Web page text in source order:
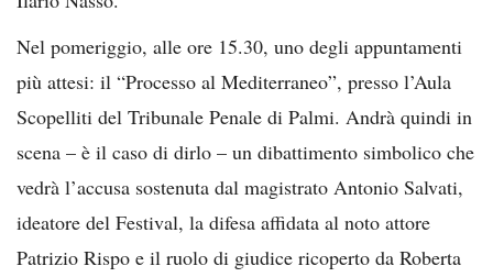
Nel pomeriggio, alle ore 15.30, uno degli appuntamenti
più attesi: il “Processo al Mediterraneo”, presso l’Aula
Scopelliti del Tribunale Penale di Palmi. Andrà quindi in
scena – è il caso di dirlo – un dibattimento simbolico che
vedrà l’accusa sostenuta dal magistrato Antonio Salvati,
ideatore del Festival, la difesa affidata al noto attore
Patrizio Rispo e il ruolo di giudice ricoperto da Roberta